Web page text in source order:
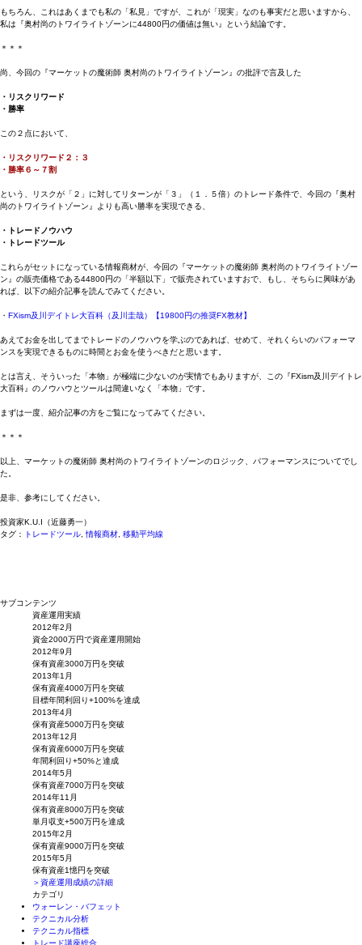
もちろん、これはあくまでも私の「私見」ですが、これが「現実」なのも事実だと思いますから、
私は『奥村尚のトワイライトゾーンに44800円の価値は無い』という結論です。
＊＊＊
尚、今回の『マーケットの魔術師 奥村尚のトワイライトゾーン』の批評で言及した
・リスクリワード
・勝率
この２点において、
・リスクリワード２：３
・勝率６～７割
という、リスクが「２」に対してリターンが「３」（１．５倍）のトレード条件で、今回の『奥村
尚のトワイライトゾーン』よりも高い勝率を実現できる、
・トレードノウハウ
・トレードツール
これらがセットになっている情報商材が、今回の『マーケットの魔術師 奥村尚のトワイライトゾー
ン』の販売価格である44800円の「半額以下」で販売されていますおで、もし、そちらに興味があ
れば、以下の紹介記事を読んでみてください。
・ FXism及川デイトレ大百科（及川圭哉）【19800円の推奨FX教材】
あえてお金を出してまでトレードのノウハウを学ぶのであれば、せめて、それくらいのパフォーマ
ンスを実現できるものに時間とお金を使うべきだと思います。
とは言え、そういった「本物」が極端に少ないのが実情でもありますが、この『FXism及川デイトレ
大百科』のノウハウとツールは間違いなく「本物」です。
まずは一度、紹介記事の方をご覧になってみてください。
＊＊＊
以上、マーケットの魔術師 奥村尚のトワイライトゾーンのロジック、パフォーマンスについてでし
た。
是非、参考にしてください。
投資家K.U.I（近藤勇一）
タグ：
トレードツール 情報商材 移動平均線
サブコンテンツ
資産運用実績
2012年2月
資金2000万円で資産運用開始
2012年9月
保有資産3000万円を突破
2013年1月
保有資産4000万円を突破
目標年間利回り+100%を達成
2013年4月
保有資産5000万円を突破
2013年12月
保有資産6000万円を突破
年間利回り+50%と達成
2014年5月
保有資産7000万円を突破
2014年11月
保有資産8000万円を突破
単月収支+500万円を達成
2015年2月
保有資産9000万円を突破
2015年5月
保有資産1憶円を突破
＞資産運用成績の詳細
カテゴリ
ウォーレン・バフェット
テクニカル分析
テクニカル指標
トレード講座総合